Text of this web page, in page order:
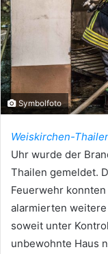
Symbolfoto
Weiskirchen-
Uhr wurde der
Thailen gemeldet.
Feuerwehr
alarmierten
soweit unter
unbewohnte Haus